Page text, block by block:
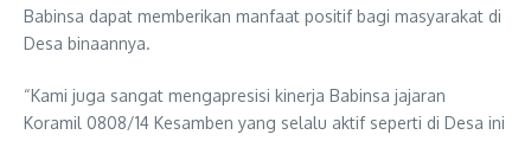
Babinsa dapat memberikan manfaat positif bagi masyarakat di
Desa binaannya.
“Kami juga sangat mengapresisi kinerja Babinsa jajaran
Koramil 0808/14 Kesamben yang selalu aktif seperti di Desa ini